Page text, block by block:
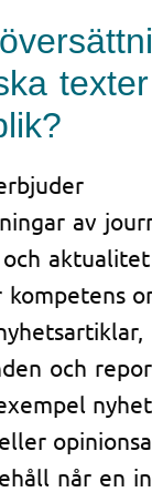
av
kompetens
och
når en